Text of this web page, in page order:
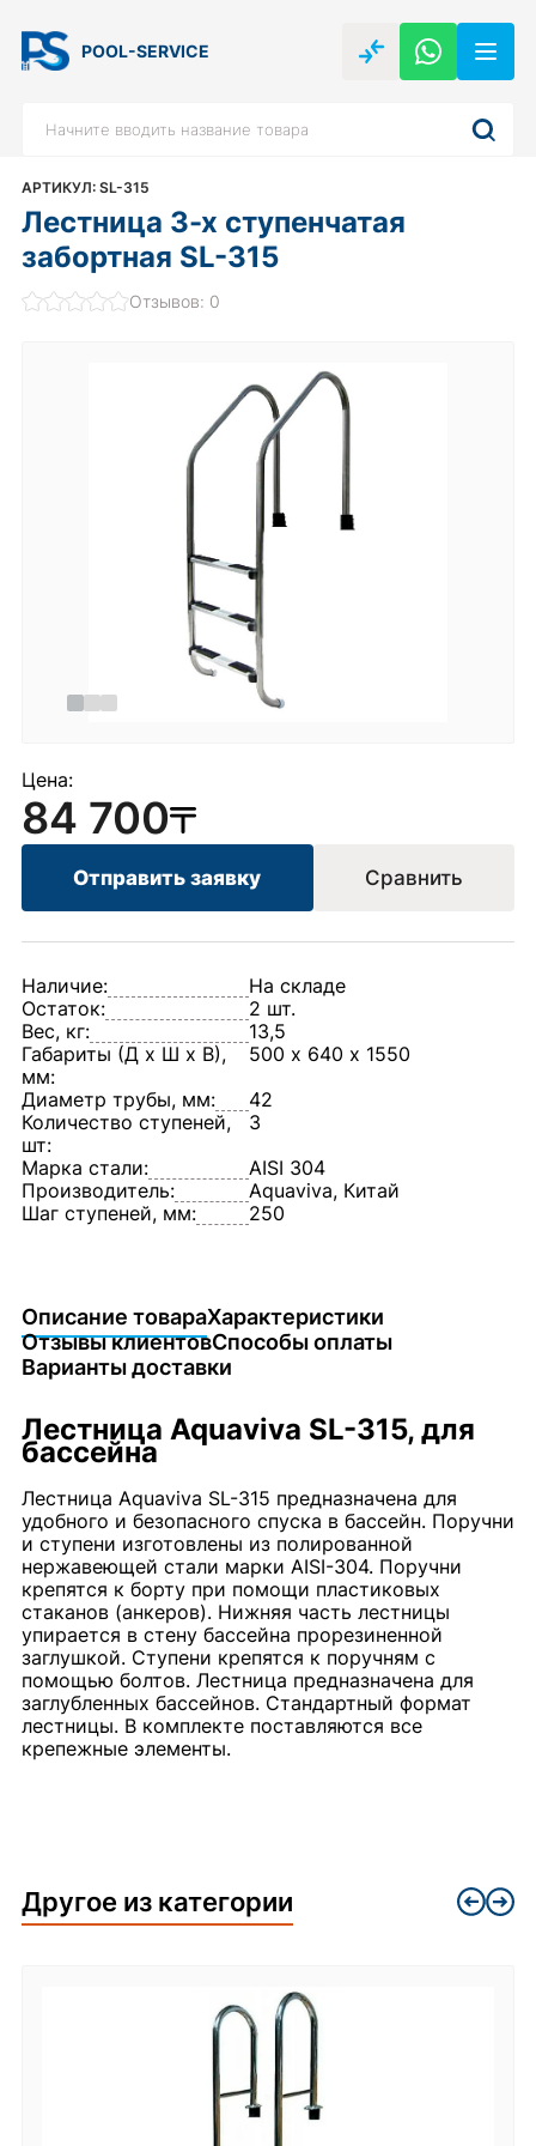
POOL-SERVICE
АРТИКУЛ: SL-315
Лестница 3-х ступенчатая
забортная SL-315
Отзывов: 0
Цена:
84 700
Отправить заявку Сравнить
Наличие:
На складе
Остаток:
2 шт.
Вес, кг:
13,5
Габариты (Д х Ш х В),
мм:
500 х 640 х 1550
Диаметр трубы, мм:
42
Количество ступеней,
шт:
3
Марка стали:
AISI 304
Производитель:
Aquaviva, Китай
Шаг ступеней, мм:
250
Описание товараХарактеристики
Отзывы клиентовСпособы оплаты
Варианты доставки
Лестница Aquaviva SL-315, для
бассейна
Лестница Aquaviva SL-315 предназначена для
удобного и безопасного спуска в бассейн. Поручни
и ступени изготовлены из полированной
нержавеющей стали марки AISI-304. Поручни
крепятся к борту при помощи пластиковых
стаканов (анкеров). Нижняя часть лестницы
упирается в стену бассейна прорезиненной
заглушкой. Ступени крепятся к поручням с
помощью болтов. Лестница предназначена для
заглубленных бассейнов. Стандартный формат
лестницы. В комплекте поставляются все
крепежные элементы.
Другое из категории